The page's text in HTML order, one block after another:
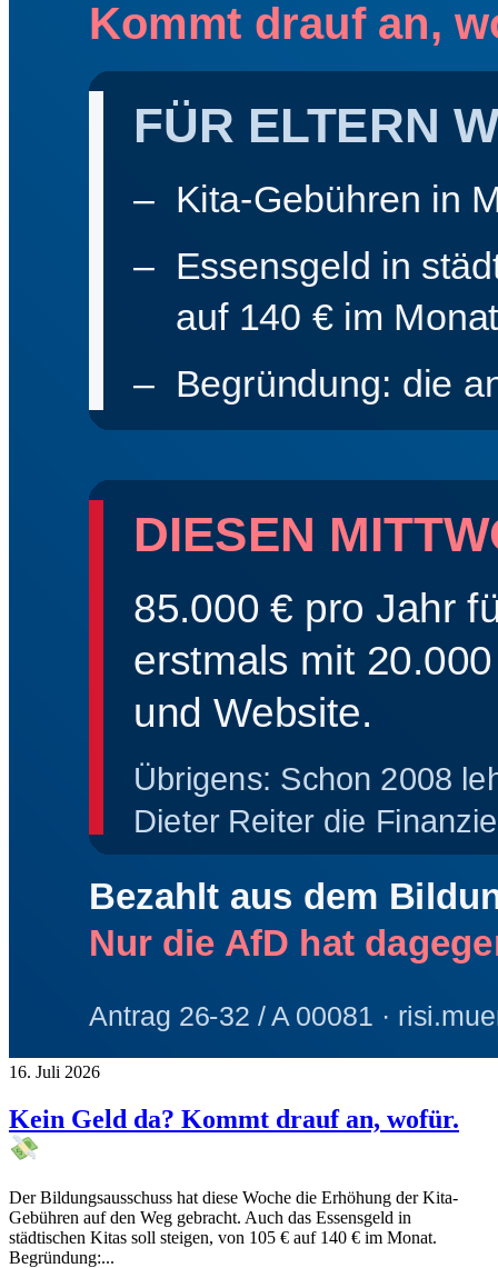
16. Juli 2026
Kein Geld da? Kommt drauf an, wofür.
Der Bildungsausschuss hat diese Woche die Erhöhung der Kita-
Gebühren auf den Weg gebracht. Auch das Essensgeld in
städtischen Kitas soll steigen, von 105 € auf 140 € im Monat.
Begründung:...